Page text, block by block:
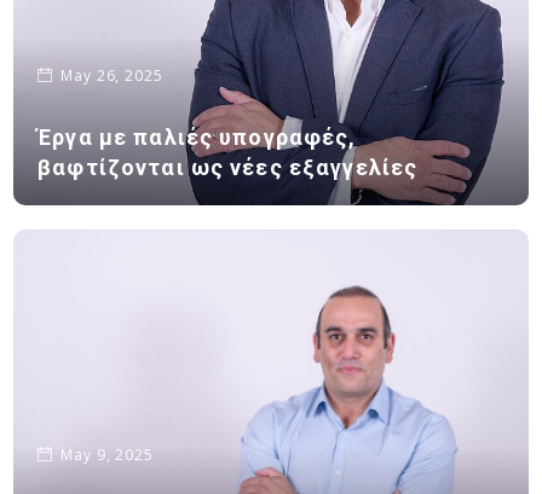
May 26, 2025
Έργα με παλιές υπογραφές,
βαφτίζονται ως νέες εξαγγελίες
May 9, 2025